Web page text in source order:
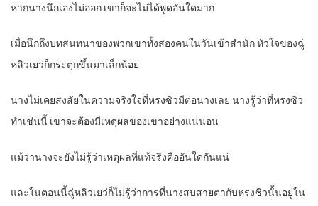
หากนางนึกเองไม่ออก เขาก็จะไม่ได้พูดอันใดมาก
เมื่อนึกถึงบทสนทนาของพวกเขาทั้งสองคนในวันเข้าสำนัก หัวใจของฉู่
หลิวเยว่ก็กระตุกขึ้นมาเล็กน้อย
นางไม่เคยสงสัยในความจริงใจที่หรงซิวมีต่อนางเลย นางรู้ว่าที่หรงซิว
ทำเช่นนี้ เขาจะต้องมีเหตุผลของเขาอย่างแน่นอน
แม้ว่านางจะยังไม่รู้ว่าเหตุผลที่แท้จริงคืออันใดกันแน่
และในตอนนี้ฉู่หลิวเยว่ก็ไม่รู้ว่าการที่นางสบสายตากับหรงซิวนั้นอยู่ใน